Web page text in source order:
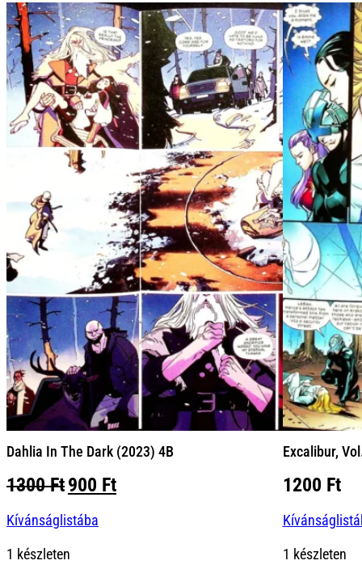
Dahlia In The Dark (2023) 4B
1300FtOriginal
was:
900 FtCurrent
Kívánságlistába
1 készleten
Excalibur,
1200 Ft
1 készleten